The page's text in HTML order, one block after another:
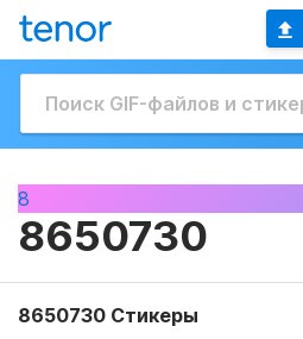
8
8650730
8650730 Стикеры